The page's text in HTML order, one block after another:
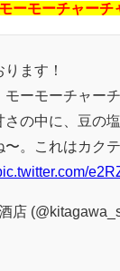
ーモーチャー
ます！
ーモーチャー
さの中に、豆の
〜。これはカク
店